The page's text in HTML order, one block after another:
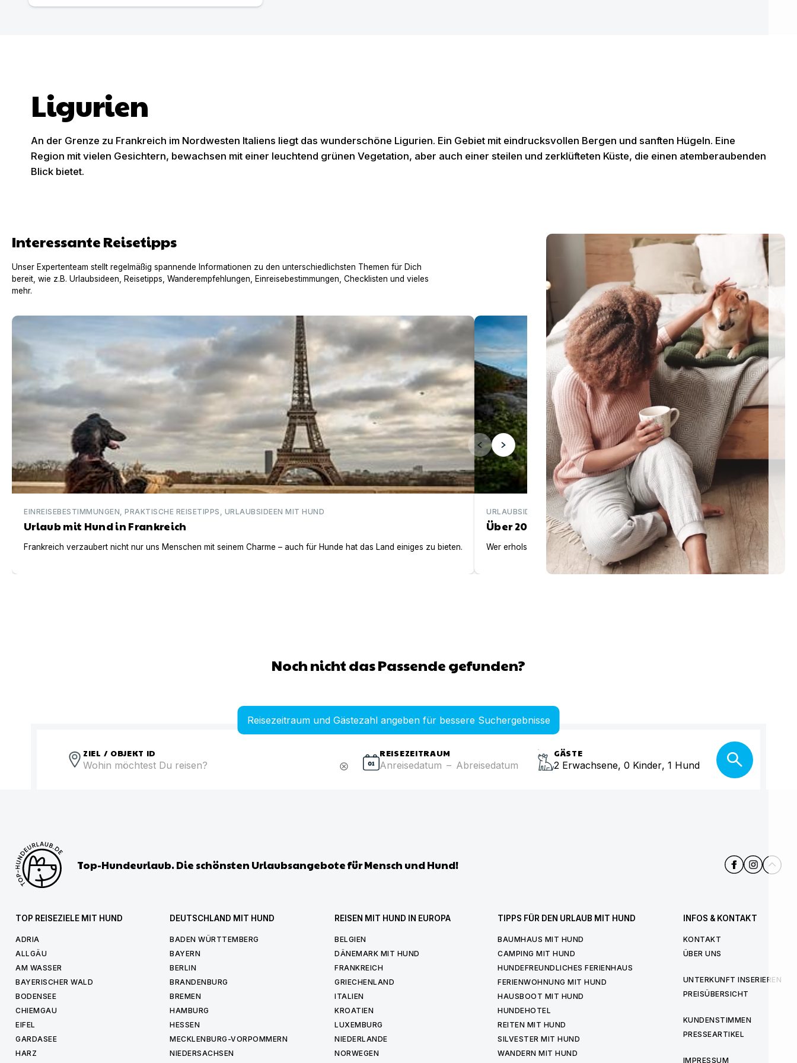
Ligurien
An der Grenze zu Frankreich im Nordwesten Italiens liegt das wunderschöne Ligurien. Ein Gebiet mit eindrucksvollen Bergen und sanften Hügeln. Eine
Region mit vielen Gesichtern, bewachsen mit einer leuchtend grünen Vegetation, aber auch einer steilen und zerklüfteten Küste, die einen atemberaubenden
Blick bietet.
Interessante Reisetipps
Unser Expertenteam stellt regelmäßig spannende Informationen zu den unterschiedlichsten Themen für Dich
bereit, wie z.B. Urlaubsideen, Reisetipps, Wanderempfehlungen, Einreisebestimmungen, Checklisten und vieles
mehr.
Urlaub mit Hund in Frankreich
EINREISEBESTIMMUNGEN, PRAKTISCHE REISETIPPS, URLAUBSIDEEN MIT HUND
Urlaub mit Hund in Frankreich
Frankreich verzaubert nicht nur uns Menschen mit seinem Charme – auch für Hunde hat das Land einiges zu bieten.
Über 200 eingezäunte Ferienhäuser: Für den perfekten Urlaub mit
URLAUBSIDEEN MIT HUND
Über 200 eingezäunte Ferienhäuser: Für den perfekten
Wer erholsame Urlaubstage mit Hund plant, findet auf top-hundeurlaub.de eine
Noch nicht das Passende gefunden?
Reisezeitraum und Gästezahl angeben für bessere Suchergebnisse
ZIEL / OBJEKT ID
cancel
REISEZEITRAUM
Anreisedatum – Abreisedatum
GÄSTE
2 Erwachsene, 0 Kinder, 1 Hund
Top-Hundeurlaub. Die schönsten Urlaubsangebote für Mensch und Hund!
TOP REISEZIELE MIT HUND
ADRIA
ALLGÄU
AM WASSER
BAYERISCHER WALD
BODENSEE
CHIEMGAU
EIFEL
GARDASEE
HARZ
DEUTSCHLAND MIT HUND
BADEN WÜRTTEMBERG
BAYERN
BERLIN
BRANDENBURG
BREMEN
HAMBURG
HESSEN
MECKLENBURG-VORPOMMERN
NIEDERSACHSEN
REISEN MIT HUND IN EUROPA
BELGIEN
DÄNEMARK MIT HUND
FRANKREICH
GRIECHENLAND
ITALIEN
KROATIEN
LUXEMBURG
NIEDERLANDE
NORWEGEN
TIPPS FÜR DEN URLAUB MIT HUND
BAUMHAUS MIT HUND
CAMPING MIT HUND
HUNDEFREUNDLICHES FERIENHAUS
FERIENWOHNUNG MIT HUND
HAUSBOOT MIT HUND
HUNDEHOTEL
REITEN MIT HUND
SILVESTER MIT HUND
WANDERN MIT HUND
INFOS & KONTAKT
KONTAKT
ÜBER UNS
UNTERKUNFT INSERIEREN
PREISÜBERSICHT
KUNDENSTIMMEN
PRESSEARTIKEL
IMPRESSUM